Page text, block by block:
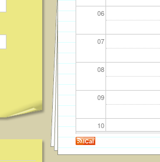
06
07
08
09
10
11